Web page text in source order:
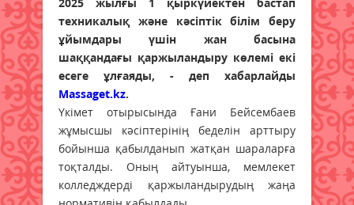
2025 жылғы 1 қыркүйектен бастап
техникалық және кәсіптік білім беру
ұйымдары үшін жан басына
шаққандағы қаржыландыру көлемі екі
есеге ұлғаяды, - деп хабарлайды
Massaget.kz.
Үкімет отырысында Ғани Бейсембаев
жұмысшы кәсіптерінің беделін арттыру
бойынша қабылданып жатқан шараларға
тоқталды. Оның айтуынша, мемлекет
колледждерді қаржыландырудың жаңа